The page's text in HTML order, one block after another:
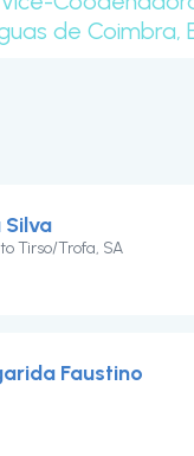
de Coimbra,
Silva
Tirso/Trofa, SA
Faustino